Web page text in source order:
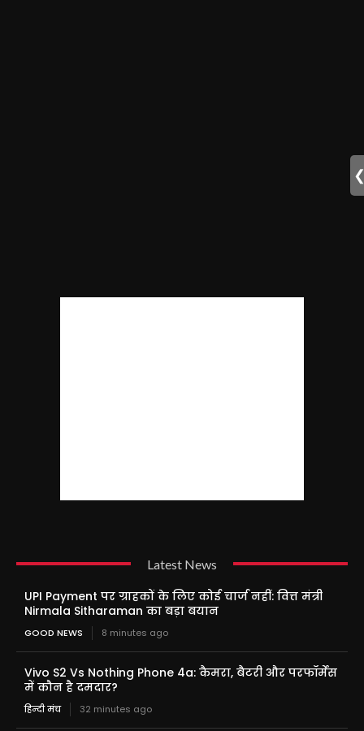
Latest News
UPI Payment पर ग्राहकों के लिए कोई चार्ज नहीं: वित्त मंत्री
Nirmala Sitharaman का बड़ा बयान
GOOD NEWS 8 minutes ago
Vivo S2 Vs Nothing Phone 4a: कैमरा, बैटरी और परफॉर्मेंस
में कौन है दमदार?
हिन्दी मंच 32 minutes ago